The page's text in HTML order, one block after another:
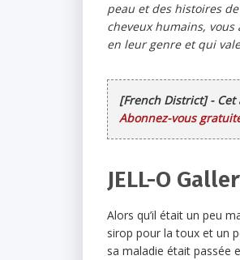
peau et des histoires
cheveux humains,
en leur genre et qui
[French District] -
Abonnez-vous
JELL-O
Alors qu’il était un peu
sirop pour la toux et un
sa maladie était passée